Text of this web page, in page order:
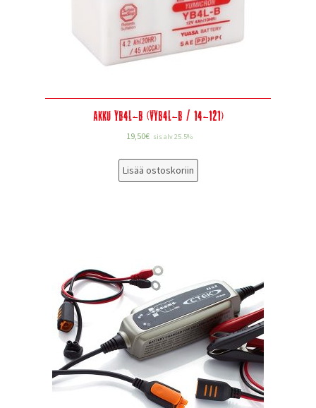
Akku YB4L-B (VYB4L-B / 14-121)
19,50€ sis alv 25.5%
Lisää ostoskoriin